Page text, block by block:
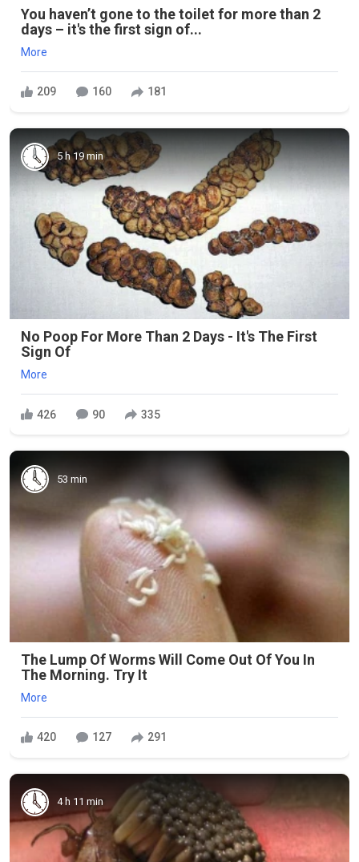
You haven’t gone to the toilet for more than 2
days – it's the first sign of...
More
209 160 181
5 h 19 min
No Poop For More Than 2 Days - It's The First
Sign Of
More
426 90 335
53 min
The Lump Of Worms Will Come Out Of You In
The Morning. Try It
More
420 127 291
4 h 11 min